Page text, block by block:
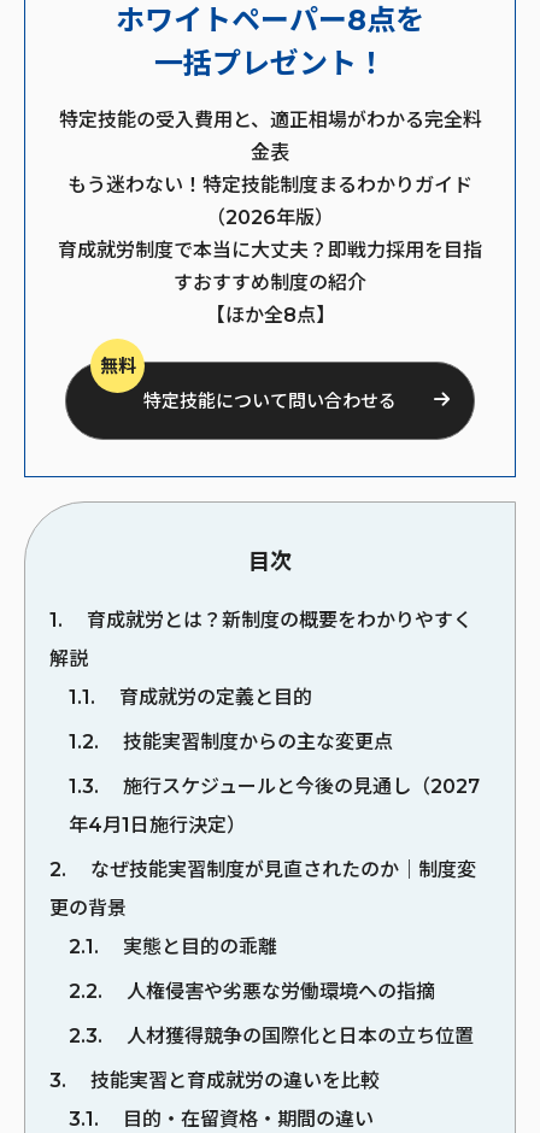
ホワイトペーパー8点を
一括プレゼント！
特定技能の受入費用と、適正相場がわかる完全料
金表
もう迷わない！特定技能制度まるわかりガイド
（2026年版）
育成就労制度で本当に大丈夫？即戦力採用を目指
すおすすめ制度の紹介
【ほか全8点】
無料
特定技能について問い合わせる
目次
1
育成就労とは？新制度の概要をわかりやすく
解説
1.1
育成就労の定義と目的
1.2
技能実習制度からの主な変更点
1.3
施行スケジュールと今後の見通し（2027
年4月1日施行決定）
2
なぜ技能実習制度が見直されたのか｜制度変
更の背景
2.1
実態と目的の乖離
2.2
人権侵害や劣悪な労働環境への指摘
2.3
人材獲得競争の国際化と日本の立ち位置
3
技能実習と育成就労の違いを比較
3.1
目的・在留資格・期間の違い